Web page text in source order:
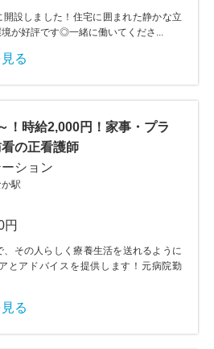
設しました！住宅に囲まれた静かな立
が好評です◎一緒に働いてくださ...
る
！時給2,000円！家事・プラ
の正看護師
ション
駅
円
その人らしく療養生活を送れるように
とアドバイスを提供します！元病院勤
る